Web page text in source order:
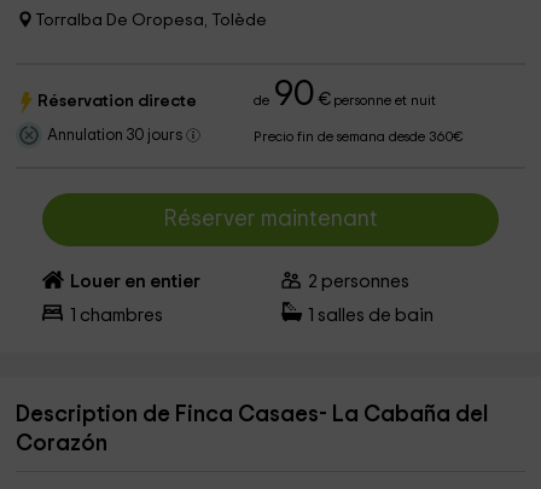
Torralba De Oropesa, Tolède
Réservation directe de 90 €personne et nuit
Annulation 30 jours Precio fin de semana desde 360€
Réserver maintenant
Louer en entier 2 personnes
chambres salles de bain
Description de Finca Casaes- La Cabaña del
Corazón